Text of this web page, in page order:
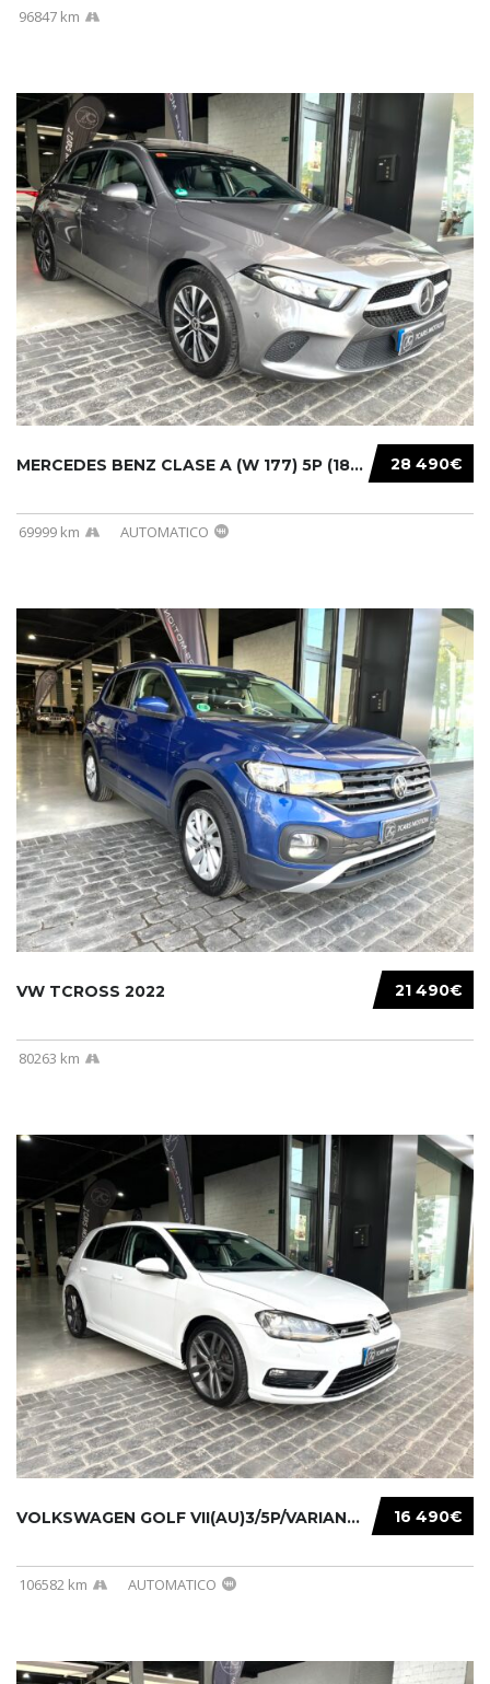
96847 km
28 490€
MERCEDES BENZ CLASE A (W 177) 5P (18-) 2020....
69999 km AUTOMATICO
21 490€
VW TCROSS 2022
80263 km
16 490€
VOLKSWAGEN GOLF VII(AU)3/5P/VARIANT(12-16 20...
106582 km AUTOMATICO